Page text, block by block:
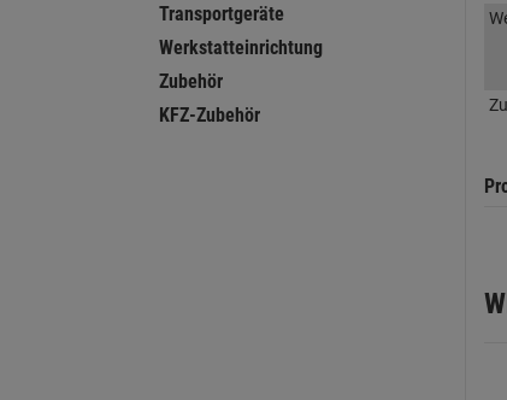
Transportgeräte
Werkstatteinrichtung
Zubehör
KFZ-Zubehör